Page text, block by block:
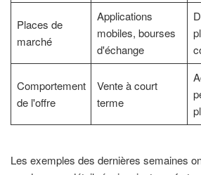
Places de
marché
Applications
mobiles, bourses
d'échange
Comportement
de l'offre
Vente à court
terme
Les exemples des dernières semaines